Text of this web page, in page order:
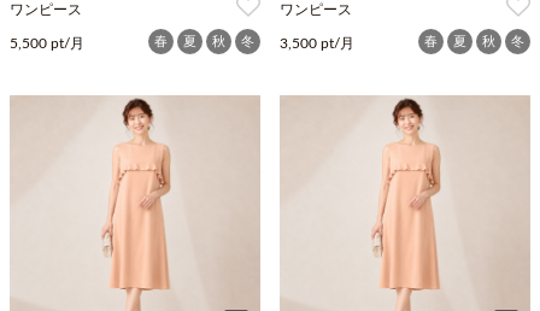
ワンピース
5,500 pt/月 春 夏 秋 冬
ワンピース
3,500 pt/月 春 夏 秋 冬